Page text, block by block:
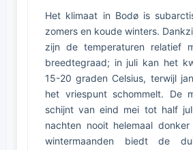
Het klimaat in Bodø is
zomers en koude winters.
zijn de temperaturen relatief
breedtegraad; in juli kan het
15-20 graden Celsius, terwijl
het vriespunt schommelt. De
schijnt van eind mei tot half
nachten nooit helemaal
wintermaanden biedt de